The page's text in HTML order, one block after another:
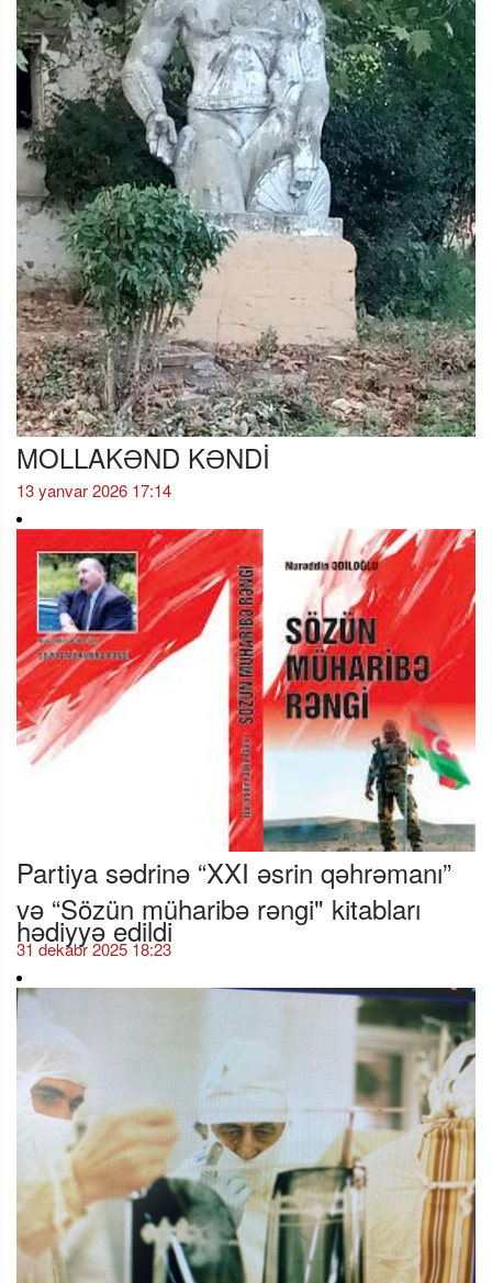
MOLLAKƏND KƏNDİ
13 yanvar 2026 17:14
Partiya sədrinə “XXI əsrin qəhrəmanı”
və “Sözün müharibə rəngi" kitabları
hədiyyə edildi
31 dekabr 2025 18:23